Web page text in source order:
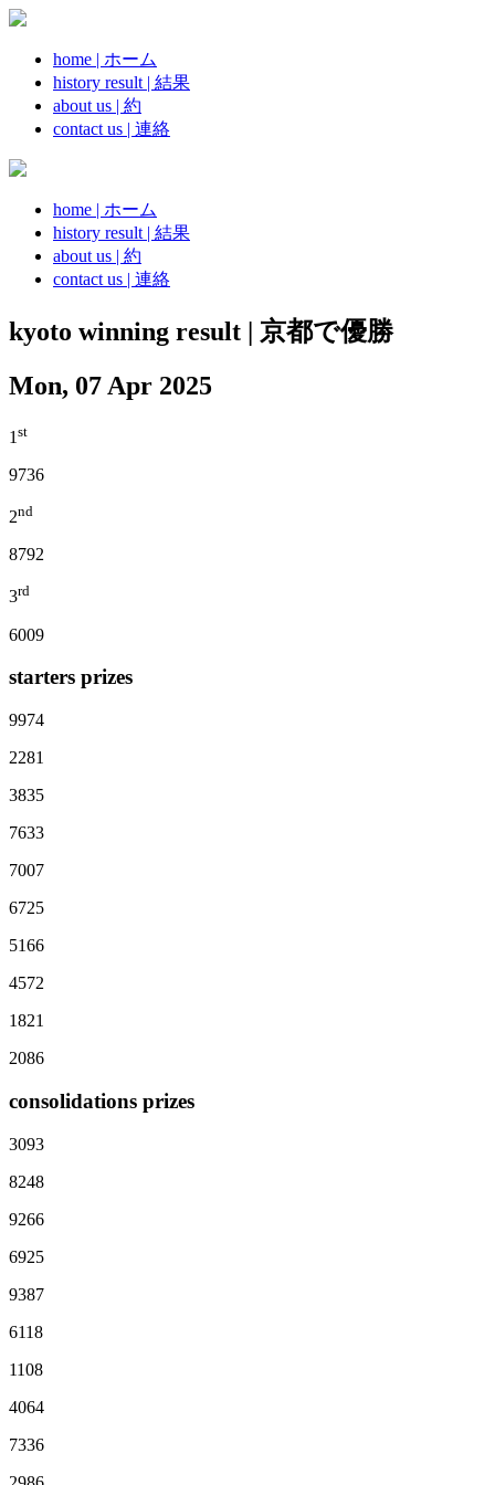
home | ホーム
history result | 結果
about us | 約
contact us | 連絡
home | ホーム
history result | 結果
about us | 約
contact us | 連絡
kyoto winning result | 京都で優勝
Mon, 07 Apr 2025
1 st
9736
2nd
8792
3rd
6009
starters prizes
9974
2281
3835
7633
7007
6725
5166
4572
1821
2086
consolidations prizes
3093
8248
9266
6925
9387
6118
1108
4064
7336